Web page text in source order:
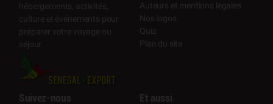
hébergements, activités,
culture et événements pour
préparer votre voyage ou
séjour.
Auteurs et mentions légales
Nos logos
Quiz
Plan du site
Suivez-nous Et aussi